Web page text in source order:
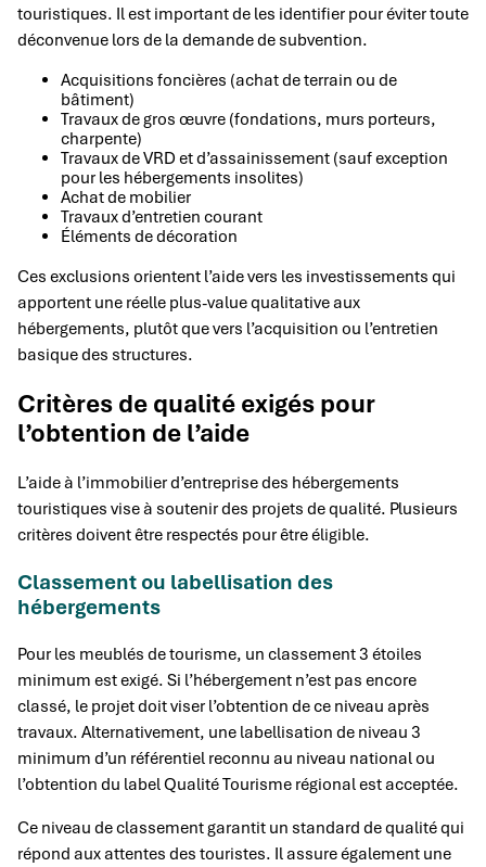
touristiques. Il est important de les identifier pour éviter toute
déconvenue lors de la demande de subvention.
Acquisitions foncières (achat de terrain ou de
bâtiment)
Travaux de gros œuvre (fondations, murs porteurs,
charpente)
Travaux de VRD et d’assainissement (sauf exception
pour les hébergements insolites)
Achat de mobilier
Travaux d’entretien courant
Éléments de décoration
Ces exclusions orientent l’aide vers les investissements qui
apportent une réelle plus-value qualitative aux
hébergements, plutôt que vers l’acquisition ou l’entretien
basique des structures.
Critères de qualité exigés pour
l’obtention de l’aide
L’aide à l’immobilier d’entreprise des hébergements
touristiques vise à soutenir des projets de qualité. Plusieurs
critères doivent être respectés pour être éligible.
Classement ou labellisation des
hébergements
Pour les meublés de tourisme, un classement 3 étoiles
minimum est exigé. Si l’hébergement n’est pas encore
classé, le projet doit viser l’obtention de ce niveau après
travaux. Alternativement, une labellisation de niveau 3
minimum d’un référentiel reconnu au niveau national ou
l’obtention du label Qualité Tourisme régional est acceptée.
Ce niveau de classement garantit un standard de qualité qui
répond aux attentes des touristes. Il assure également une